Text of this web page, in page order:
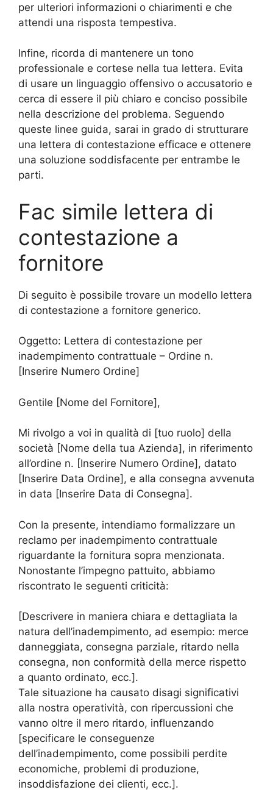
per ulteriori informazioni o chiarimenti e che
attendi una risposta tempestiva.
Infine, ricorda di mantenere un tono
professionale e cortese nella tua lettera. Evita
di usare un linguaggio offensivo o accusatorio e
cerca di essere il più chiaro e conciso possibile
nella descrizione del problema. Seguendo
queste linee guida, sarai in grado di strutturare
una lettera di contestazione efficace e ottenere
una soluzione soddisfacente per entrambe le
parti.
Fac simile lettera di
contestazione a
fornitore
Di seguito è possibile trovare un modello lettera
di contestazione a fornitore generico.
Oggetto: Lettera di contestazione per
inadempimento contrattuale – Ordine n.
[Inserire Numero Ordine]
Gentile [Nome del Fornitore],
Mi rivolgo a voi in qualità di [tuo ruolo] della
società [Nome della tua Azienda], in riferimento
all’ordine n. [Inserire Numero Ordine], datato
[Inserire Data Ordine], e alla consegna avvenuta
in data [Inserire Data di Consegna].
Con la presente, intendiamo formalizzare un
reclamo per inadempimento contrattuale
riguardante la fornitura sopra menzionata.
Nonostante l’impegno pattuito, abbiamo
riscontrato le seguenti criticità:
[Descrivere in maniera chiara e dettagliata la
natura dell’inadempimento, ad esempio: merce
danneggiata, consegna parziale, ritardo nella
consegna, non conformità della merce rispetto
a quanto ordinato, ecc.].
Tale situazione ha causato disagi significativi
alla nostra operatività, con ripercussioni che
vanno oltre il mero ritardo, influenzando
[specificare le conseguenze
dell’inadempimento, come possibili perdite
economiche, problemi di produzione,
insoddisfazione dei clienti, ecc.].